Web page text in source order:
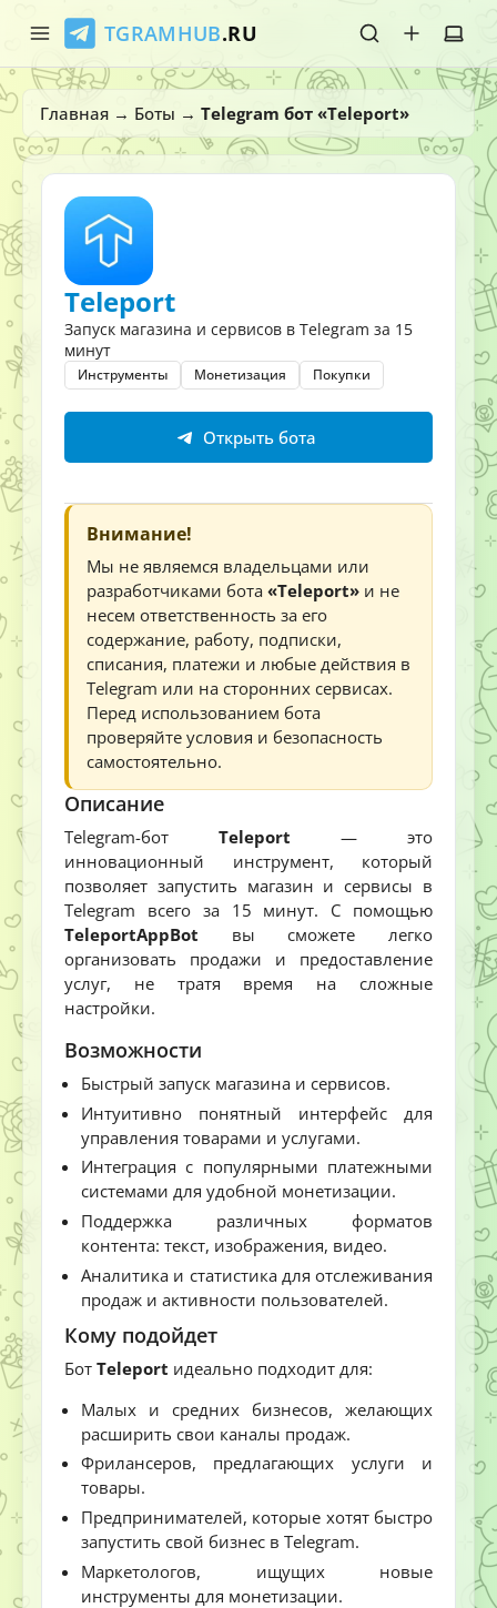
TGRAMHUB.RU
Главная
Стикеры
Эмодзи
О нас
Главная → Боты → Telegram бот «Teleport»
Teleport
Запуск магазина и сервисов в Telegram за 15
минут
Инструменты Монетизация Покупки
Открыть бота
Внимание!
Мы не являемся владельцами или
разработчиками бота «Teleport» и не
несем ответственность за его
содержание, работу, подписки,
списания, платежи и любые действия в
Telegram или на сторонних сервисах.
Перед использованием бота
проверяйте условия и безопасность
самостоятельно.
Описание
Telegram-бот Teleport — это
инновационный инструмент, который
позволяет запустить магазин и сервисы в
Telegram всего за 15 минут. С помощью
TeleportAppBot вы сможете легко
организовать продажи и предоставление
услуг, не тратя время на сложные
настройки.
Возможности
Быстрый запуск магазина и сервисов.
Интуитивно понятный интерфейс для
управления товарами и услугами.
Интеграция с популярными платежными
системами для удобной монетизации.
Поддержка различных форматов
контента: текст, изображения, видео.
Аналитика и статистика для отслеживания
продаж и активности пользователей.
Кому подойдет
Бот Teleport идеально подходит для:
Малых и средних бизнесов, желающих
расширить свои каналы продаж.
Фрилансеров, предлагающих услуги и
товары.
Предпринимателей, которые хотят быстро
запустить свой бизнес в Telegram.
Маркетологов, ищущих новые
инструменты для монетизации.